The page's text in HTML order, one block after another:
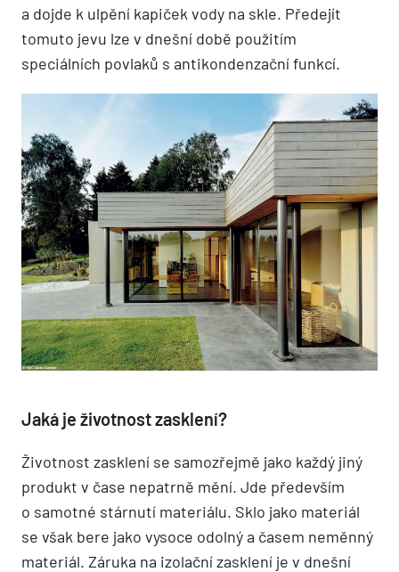
a dojde k ulpění kapiček vody na skle. Předejít
tomuto jevu lze v dnešní době použitím
speciálních povlaků s antikondenzační funkcí.
Jaká je životnost zasklení?
Životnost zasklení se samozřejmě jako každý jiný
produkt v čase nepatrně mění. Jde především
o samotné stárnutí materiálu. Sklo jako materiál
se však bere jako vysoce odolný a časem neměnný
materiál. Záruka na izolační zasklení je v dnešní